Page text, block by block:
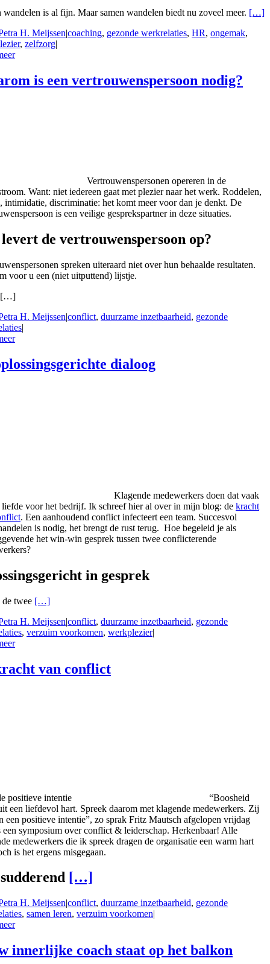
wandelen is al fijn. Maar samen wandelen biedt nu zoveel meer. […]
H. Meijssen|coaching, gezonde werkrelaties, HR, ongemak,
, zelfzorg|
is een vertrouwenspersoon nodig?
Vertrouwenspersonen opereren in de
Want: niet iedereen gaat met plezier naar het werk. Roddelen,
intimidatie, discriminatie: het komt meer voor dan je denkt. De
is een veilige gesprekspartner in deze situaties.
de vertrouwenspersoon op?
spreken uiteraard niet over hun behaalde resultaten.
voor u een (niet uitputtend) lijstje.
[…]
H. Meijssen|conflict, duurzame inzetbaarheid, gezonde
|
dialoog
Klagende medewerkers doen dat vaak
voor het bedrijf. Ik schreef hier al over in mijn blog: de kracht
. Een aanhoudend conflict infecteert een team. Succesvol
is nodig, het brengt de rust terug. Hoe begeleid je als
het win-win gesprek tussen twee conflicterende
in gesprek
twee […]
H. Meijssen|conflict, duurzame inzetbaarheid, gezonde
, verzuim voorkomen, werkplezier|
van conflict
positieve intentie
“Boosheid
een liefdevol hart. Spreek daarom met klagende medewerkers. Zij
een positieve intentie”, zo sprak Fritz Mautsch afgelopen vrijdag
een symposium over conflict & leiderschap. Herkenbaar! Alle
medewerkers die ik spreek dragen de organisatie een warm hart
is het ergens misgegaan.
[…]
H. Meijssen|conflict, duurzame inzetbaarheid, gezonde
, samen leren, verzuim voorkomen|
innerlijke coach staat op het balkon